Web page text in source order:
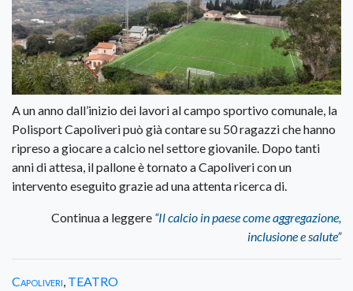
A un anno dall’inizio dei lavori al campo sportivo comunale, la
Polisport Capoliveri può già contare su 50 ragazzi che hanno
ripreso a giocare a calcio nel settore giovanile. Dopo tanti
anni di attesa, il pallone è tornato a Capoliveri con un
intervento eseguito grazie ad una attenta ricerca di.
Continua a leggere “Il calcio in paese come aggregazione,
inclusione e salute”
Capoliveri, TEATRO